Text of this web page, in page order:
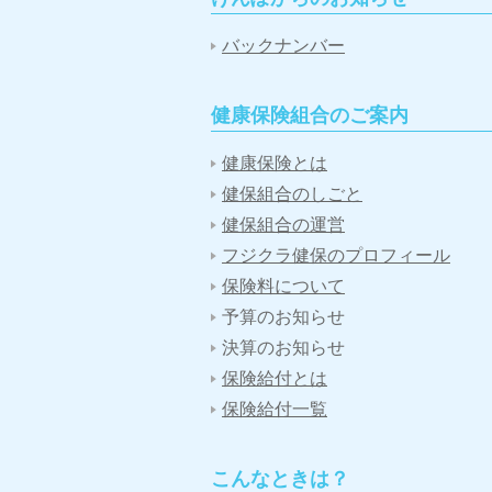
バックナンバー
健康保険組合のご案内
健康保険とは
健保組合のしごと
健保組合の運営
フジクラ健保のプロフィール
保険料について
予算のお知らせ
決算のお知らせ
保険給付とは
保険給付一覧
こんなときは？